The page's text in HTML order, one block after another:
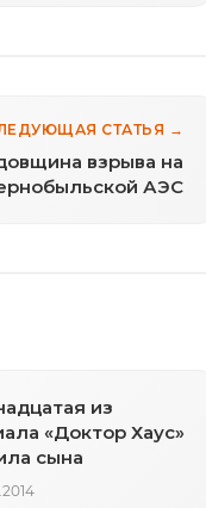
СТАТЬЯ →
взрыва на
АЭС
из
«Доктор Хаус»
сына